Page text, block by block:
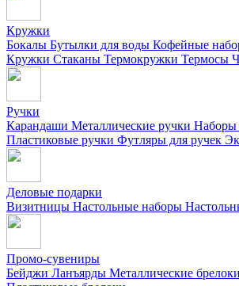
Кружки
Бокалы Бутылки для воды Кофейные
Кружки Стаканы Термокружки Термосы
Ручки
Карандаши Металлические ручки Наборы
Пластиковые ручки Футляры для ручек
Деловые подарки
Визитницы Настольные наборы
Промо-сувениры
Бейджи Ланъярды Металлические брелоки